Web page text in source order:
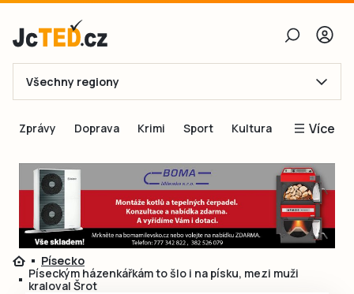
E-mail
Obnovit heslo
Přihlásit se
Všechny regiony
Zprávy Doprava Krimi Sport Kultura Více
Blogy
Inspirace
Čtenáři píší
Speciální přílohy
Písecko
Píseckým házenkářkám to šlo i na písku, mezi muži
kraloval Šrot